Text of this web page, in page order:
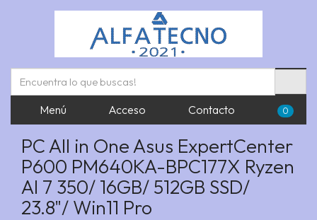
Menú Acceso Contacto 0
PC All in One Asus ExpertCenter
P600 PM640KA-BPC177X Ryzen
AI 7 350/ 16GB/ 512GB SSD/
23.8"/ Win11 Pro